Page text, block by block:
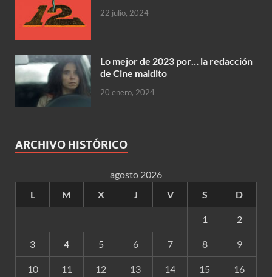
22 julio, 2024
Lo mejor de 2023 por… la redacción
de Cine maldito
20 enero, 2024
ARCHIVO HISTÓRICO
agosto 2026
L
M X J V S D
1 2
3 4 5 6 7 8 9
10 11 12 13 14 15 16